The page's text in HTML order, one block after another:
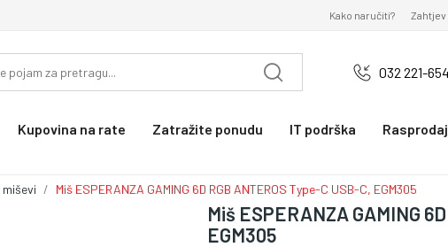
Kako naručiti? Zahtjev
032 221-654
Kupovina na rate Zatražite ponudu IT podrška
Miš ESPERANZA GAMING 6D RGB ANTEROS Type-C USB-C, EGM305
Miš ESPERANZA GAMING
EGM305